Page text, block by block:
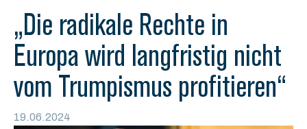
„Die radikale Rechte in
Europa wird langfristig nicht
vom Trumpismus profitieren“
19.06.2024